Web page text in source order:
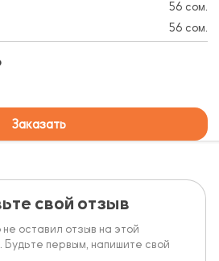
56 сом.
56 сом.
Заказать
свой отзыв
не оставил отзыв на этой
Будьте первым, напишите свой